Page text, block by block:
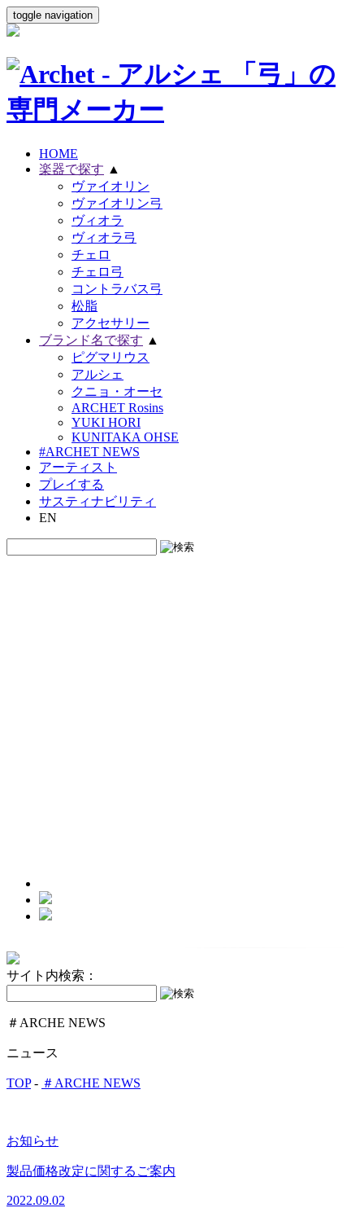
toggle navigation
HOME
楽器で探す ▲
ヴァイオリン
ヴァイオリン弓
ヴィオラ
ヴィオラ弓
チェロ
チェロ弓
コントラバス弓
松脂
アクセサリー
ブランド名で探す ▲
ピグマリウス
アルシェ
クニョ・オーセ
ARCHET Rosins
YUKI HORI
KUNITAKA OHSE
#ARCHET NEWS
アーティスト
プレイする
サスティナビリティ
EN
サイト内検索：
＃ARCHE NEWS
ニュース
TOP- ＃ARCHE NEWS
お知らせ
製品価格改定に関するご案内
2022.09.02